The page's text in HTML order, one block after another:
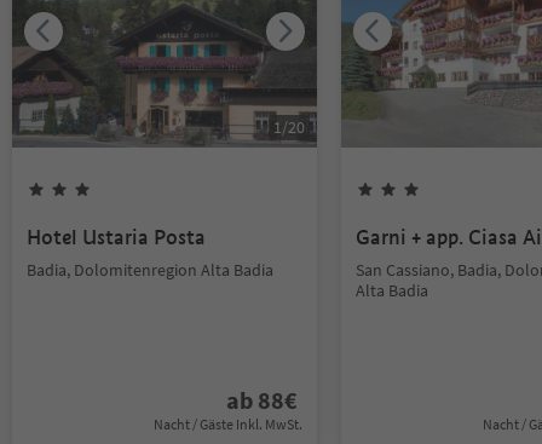
1/20
Hotel Ustaria Posta
Badia, Dolomitenregion Alta Badia
ab 88€
Nacht / Gäste Inkl. MwSt.
Garni + app. Ciasa
San Cassiano, Badia,
Alta Badia
Nacht /